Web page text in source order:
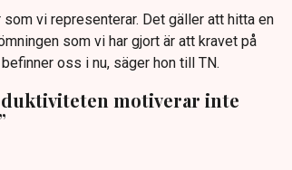
vi representerar. Det gäller att hitta en
som vi har gjort är att kravet på
oss i nu, säger hon till TN.
motiverar inte